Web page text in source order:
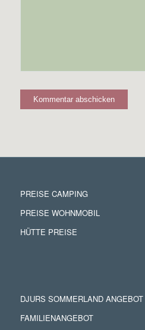
PREISE CAMPING
PREISE WOHNMOBIL
HÜTTE PREISE
DJURS SOMMERLAND ANGEBOT
FAMILIENANGEBOT